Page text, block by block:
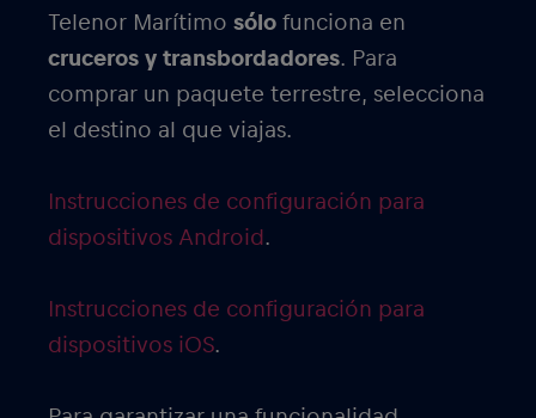
Telenor Marítimo sólo funciona en
cruceros y transbordadores. Para
comprar un paquete terrestre, selecciona
el destino al que viajas.
Instrucciones de configuración para
dispositivos Android .
Instrucciones de configuración para
dispositivos iOS.